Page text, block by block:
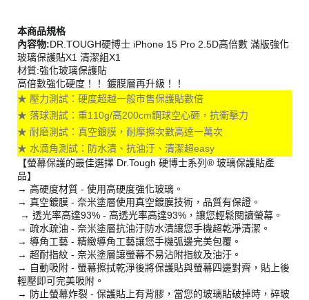
本商品規格
內容物:DR.TOUGH硬博士 iPhone 15 Pro 2.5D高倍數 滿版強化
玻璃保護貼X1 清潔組X1
材質:強化玻璃保護貼
高倍數強化硬度！！ 鍍膜層再升級！！
★ 壓力測試：硬度超越一般市售保護貼數倍
★ 落球測試：重110g/高200cm鋼球空心砸，抗衝擊力
★ 耐磨測試：真空鍍膜，耐摩擦次數高達一萬次
★ 水滴角測試：防水漬、抗油汙、清潔超easy
【螢幕保護的最佳選擇 Dr.Tough 硬博士系列® 玻璃保護貼產
品】
→ 高硬度材質 - 使用高硬度強化玻璃。
→ 真空鍍膜 - 奈米塗層使用真空鍍膜技術，品質有保證。
→ 透光率高達93% - 高透光率高達93%，讓您輕鬆閱讀螢幕。
→ 疏水疏油 - 奈米塗層抗油汙防水漬讓您手機超乾淨清潔。
→ 導角工藝 - 精緻導角工藝讓您手機弧邊完美包覆。
→ 超耐指紋 - 奈米塗層讓螢幕不易沾附指紋及油汙。
→ 自動吸附 - 螢幕擦拭乾淨後將保護貼與螢幕四邊對齊，貼上後
輕壓即可完美吸附。
→ 防止螢幕炸裂 - 保護貼上有背膠，當您的玻璃貼破掉時，碎玻